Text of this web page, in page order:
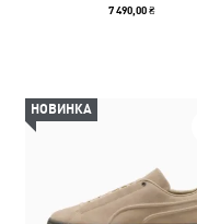
7 490,00 ₴
НОВИНКА